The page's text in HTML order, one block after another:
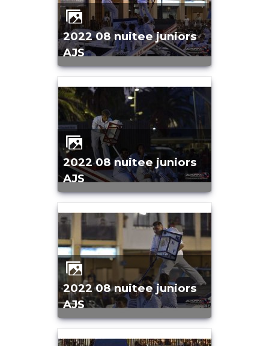
2022 08 nuitee juniors
AJS
2022 08 nuitee juniors
AJS
2022 08 nuitee juniors
AJS